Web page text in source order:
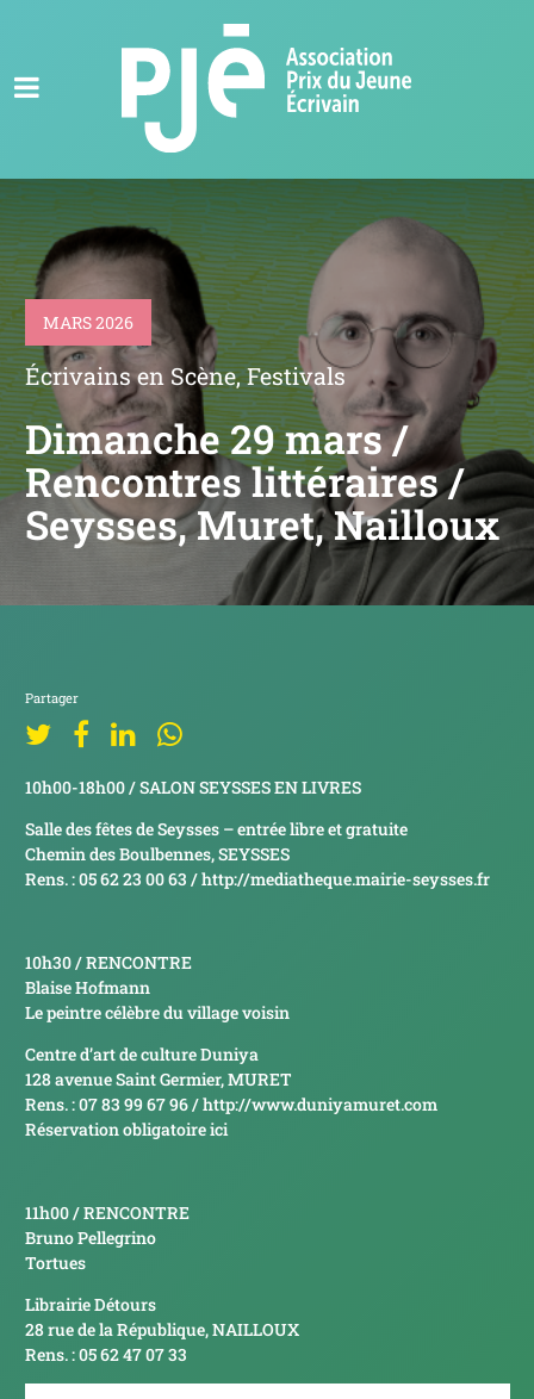
MARS 2026
Écrivains en Scène,Festivals
Dimanche 29 mars /
Rencontres littéraires /
Seysses, Muret, Nailloux
Partager
10h00-18h00 / SALON SEYSSES EN LIVRES
Salle des fêtes de Seysses –entrée libre et gratuite
Chemin des Boulbennes, SEYSSES
Rens. : 05 62 23 00 63 /http://mediatheque.mairie-seysses.fr
10h30 / RENCONTRE
Blaise Hofmann
Le peintre célèbre du village voisin
Centre d’art de culture Duniya
128 avenue Saint Germier, MURET
Rens. : 07 83 99 67 96 /http://www.duniyamuret.com
Réservation obligatoireici
11h00 / RENCONTRE
Bruno Pellegrino
Tortues
Librairie Détours
28 rue de la République, NAILLOUX
Rens. : 05 62 47 07 33